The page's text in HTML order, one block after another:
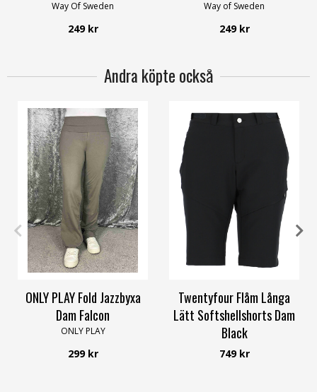
Way Of Sweden
249 kr
Way of Sweden
249 kr
Andra köpte också
XS S XL XXL 4XL
ONLY PLAY Fold Jazzbyxa
Dam Falcon
ONLY PLAY
299 kr
42 44 54
Twentyfour Flåm Långa
Lätt Softshellshorts Dam
Black
Twentyfour
749 kr